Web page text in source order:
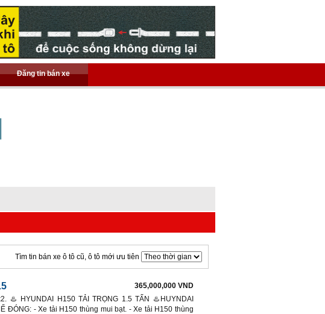
Đăng tin bán xe
Tìm tin bán xe ô tô cũ, ô tô mới ưu tiên
365,000,000 VND
♨️ HYUNDAI H150 TẢI TRỌNG 1.5 TẤN ♨️HUYNDAI
ĐÓNG: - Xe tải H150 thùng mui bạt. - Xe tải H150 thùng